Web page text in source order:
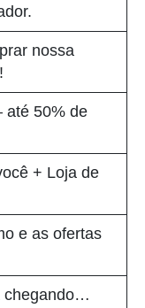
nossa
até 50% de
+ Loja de
e as ofertas
chegando…